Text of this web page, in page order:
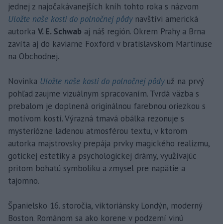
jednej z najočakávanejších kníh tohto roka s názvom
Uložte naše kosti do polnočnej pôdynavštívi americká
autorka V. E. Schwab aj náš región. Okrem Prahy a Brna
zavíta aj do kaviarne Foxford v bratislavskom Martinuse
na Obchodnej.
Novinka Uložte naše kosti do polnočnej pôdyuž na prvý
pohľad zaujme vizuálnym spracovaním. Tvrdá väzba s
prebalom je doplnená originálnou farebnou oriezkou s
motívom kostí. Výrazná tmavá obálka rezonuje s
mysteriózne ladenou atmosférou textu, v ktorom
autorka majstrovsky prepája prvky magického realizmu,
gotickej estetiky a psychologickej drámy, využívajúc
pritom bohatú symboliku a zmysel pre napätie a
tajomno.
Španielsko 16. storočia, viktoriánsky Londýn, moderný
Boston. Románom sa ako korene v podzemí vinú